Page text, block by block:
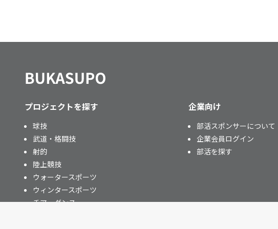
プロジェクトを探す
球技
武道・格闘技
射的
陸上競技
ウォータースポーツ
ウィンタースポーツ
チア・ダンス
企業向け
部活スポンサーについて
企業会員ログイン
部活を探す